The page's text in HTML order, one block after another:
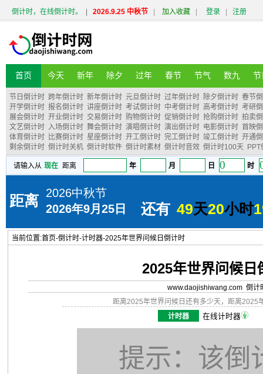
倒计时，在线倒计时。 2026.9.25 中秋节 加入收藏 登录 注册
首页 今天 新年 除夕 过年 春节 节气 数九 节
节日倒计时 跨年倒计时 新年倒计时 元旦倒计时 过年倒计时 除夕倒计时 春节
开学倒计时 报名倒计时 讲座倒计时 考试倒计时 中考倒计时 高考倒计时 考研
展会倒计时 开业倒计时 交易倒计时 购物倒计时 促销倒计时 抢购倒计时 拍卖
文艺倒计时 入场倒计时 舞会倒计时 演唱倒计时 演出倒计时 电影倒计时 首映
体育倒计时 比赛倒计时 星座倒计时 开工倒计时 完工倒计时 竣工倒计时 开通
剩余倒计时 倒计时关机 倒计时软件 倒计时素材 倒计时音效 倒计时100天 PPT
当前位置:首页-倒计时-计时器-2025年世界问候日倒计时
2025年世界问候日
www.daojishiwang.com 倒计
距离2025年世界问候日还有多少天，距离2025
计时器
在线计时器
提示：该倒